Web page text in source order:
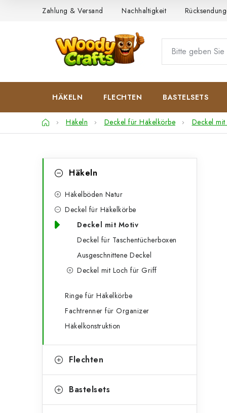
Zahlung & Versand Nachhaltigkeit
HÄKELN FLECHTEN BASTELSETS
StartseiteHäkeln Deckel für Häkelkörbe Deckel
s
e
überspringen
Häkeln
Häkelböden Natur
Deckel für Häkelkörbe
Deckel mit Motiv
Deckel für Taschentücherboxen
Ausgeschnittene Deckel
Deckel mit Loch für Griff
Ringe für Häkelkörbe
Fachtrenner für Organizer
Häkelkonstruktion
Flechten
Bastelsets